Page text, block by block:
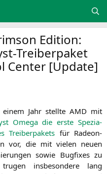
Edition:
Treiberpaket
Center [Update]
Jahr stell­te AMD mit
Ome­ga die ers­te Spe­zia­
Trei­ber­pa­kets für Rade­on-
vor, die mit vie­len neu­en
sowie Bug­fi­xes zu
ins­be­son­de­re lang